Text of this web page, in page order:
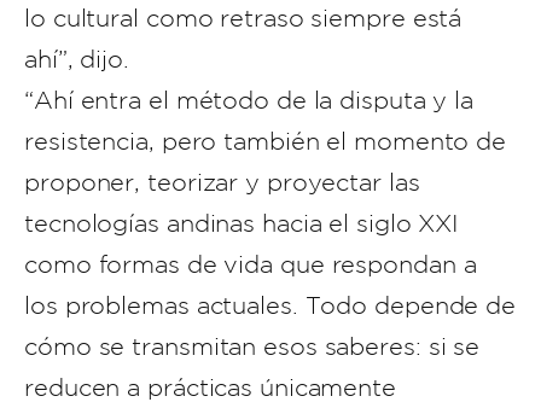
lo cultural como retraso siempre está
ahí”, dijo.
“Ahí entra el método de la disputa y la
resistencia, pero también el momento de
proponer, teorizar y proyectar las
tecnologías andinas hacia el siglo XXI
como formas de vida que respondan a
los problemas actuales. Todo depende de
cómo se transmitan esos saberes: si se
reducen a prácticas únicamente